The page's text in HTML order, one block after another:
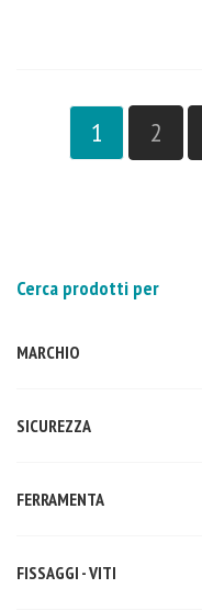
1 2
Cerca prodotti per
MARCHIO
SICUREZZA
FERRAMENTA
FISSAGGI - VITI